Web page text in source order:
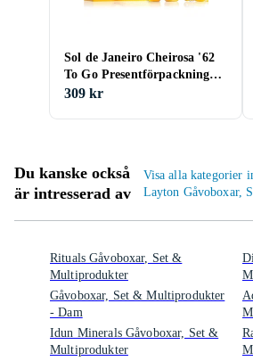
Sol de Janeiro Cheirosa '62
To Go Presentförpackning
för Kvinnor
309 kr
Du kanske också
är intresserad av
Visa alla kategorier
Layton Gåvoboxar,
Rituals Gåvoboxar, Set &
Multiprodukter
Gåvoboxar, Set & Multiprodukter
- Dam
Idun Minerals Gåvoboxar, Set &
Multiprodukter